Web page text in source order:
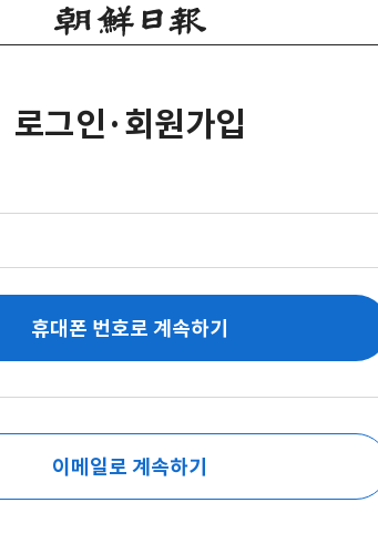
로그인·회원가입
휴대폰 번호로 계속하기
이메일로 계속하기